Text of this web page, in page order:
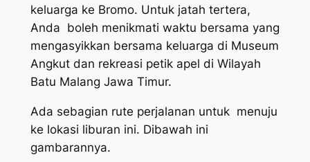
keluarga ke Bromo. Untuk jatah tertera,
Anda boleh menikmati waktu bersama yang
mengasyikkan bersama keluarga di Museum
Angkut dan rekreasi petik apel di Wilayah
Batu Malang Jawa Timur.
Ada sebagian rute perjalanan untuk menuju
ke lokasi liburan ini. Dibawah ini
gambarannya.